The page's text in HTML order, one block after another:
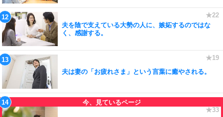
夫を陰で支えている大勢の人に、嫉妬するのではな
く、感謝する。
夫は妻の「お疲れさま」という言葉に癒やされる。